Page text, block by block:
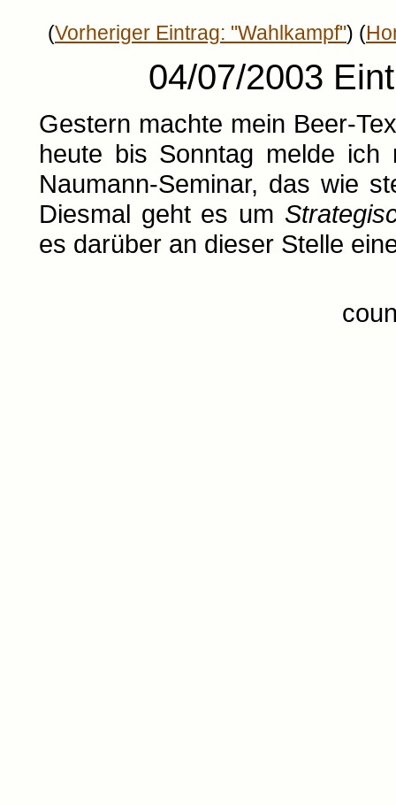
(Vorheriger Eintrag: "Wahlkampf") (
04/07/2003
Gestern machte mein Beer-
heute bis Sonntag melde ich
Naumann-Seminar, das wie
Diesmal geht es um
es darüber an dieser Stelle